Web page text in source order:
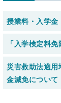
授業料・入学金
「入学検定料
災害救助法適
金減免について